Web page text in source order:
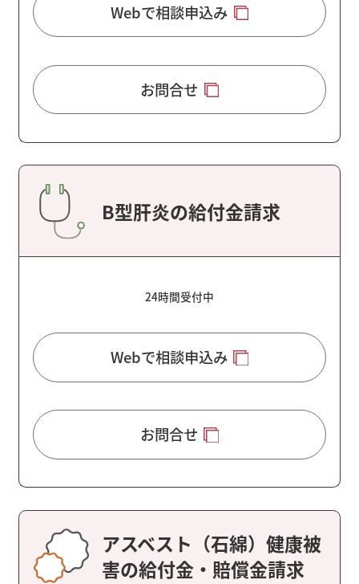
Webで相談申込み
お問合せ
B型肝炎の給付金請求
24時間受付中
Webで相談申込み
お問合せ
アスベスト（石綿）健康被
害の給付金・賠償金請求